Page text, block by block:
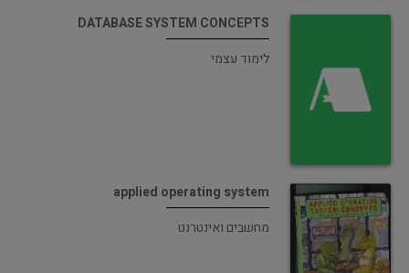
DATABASE SYSTEM CONCEPTS
לימוד עצמי
applied operating system
מחשבים ואינטרנט